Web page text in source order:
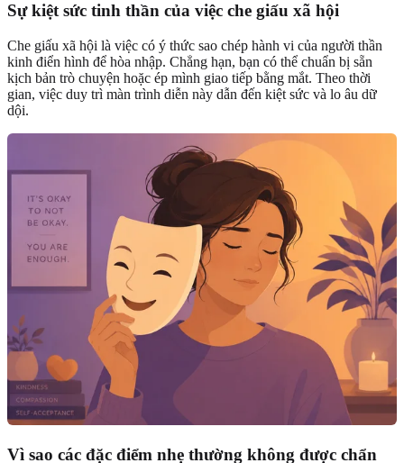
Sự kiệt sức tinh thần của việc che giấu xã hội
Che giấu xã hội là việc có ý thức sao chép hành vi của người thần
kinh điển hình để hòa nhập. Chẳng hạn, bạn có thể chuẩn bị sẵn
kịch bản trò chuyện hoặc ép mình giao tiếp bằng mắt. Theo thời
gian, việc duy trì màn trình diễn này dẫn đến kiệt sức và lo âu dữ
dội.
Vì sao các đặc điểm nhẹ thường không được chẩn